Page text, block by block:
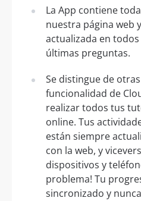
La App contiene
nuestra página web
actualizada en
últimas preguntas.
Se distingue de
funcionalidad de
realizar todos tus
online. Tus
están siempre
con la web, y
dispositivos y
problema! Tu
sincronizado y